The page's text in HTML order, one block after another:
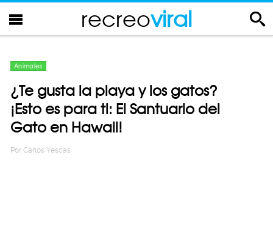
recreoviral
Animales
¿Te gusta la playa y los gatos?
¡Esto es para ti: El Santuario del
Gato en Hawaii!
Por Carlos Yescas